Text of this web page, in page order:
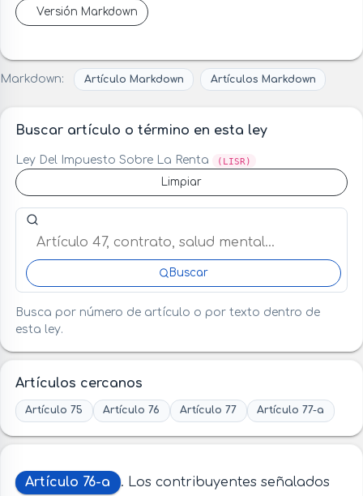
Versión Markdown
Markdown: Artículo Markdown Artículos Markdown
Buscar artículo o término en esta ley
Ley Del Impuesto Sobre La Renta (LISR)
Limpiar
Buscar artículo o término en esta ley
Buscar
Busca por número de artículo o por texto dentro de
esta ley.
Artículos cercanos
Artículo 75 Artículo 76 Artículo 77 Artículo 77-a
Artículo 76-a
. Los contribuyentes señalados